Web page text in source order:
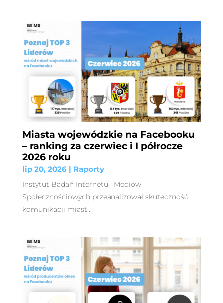
Miasta wojewódzkie na Facebooku
– ranking za czerwiec i I półrocze
2026 roku
lip 20, 2026| Raporty
Instytut Badań Internetu i Mediów
Społecznościowych przeanalizował skuteczność
komunikacji miast...